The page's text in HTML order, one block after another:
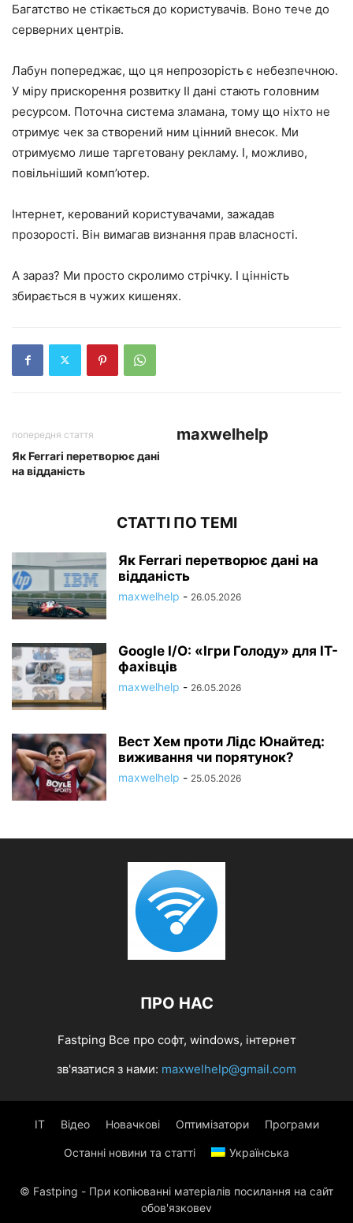
Багатство не стікається до користувачів. Воно тече до
серверних центрів.
Лабун попереджає, що ця непрозорість є небезпечною.
У міру прискорення розвитку ІІ дані стають головним
ресурсом. Поточна система зламана, тому що ніхто не
отримує чек за створений ним цінний внесок. Ми
отримуємо лише таргетовану рекламу. І, можливо,
повільніший комп’ютер.
Інтернет, керований користувачами, зажадав
прозорості. Він вимагав визнання прав власності.
А зараз? Ми просто скролимо стрічку. І цінність
збирається в чужих кишенях.
попередня стаття
Як Ferrari перетворює дані
на відданість
maxwelhelp
СТАТТІ ПО ТЕМІ
Як Ferrari перетворює дані на
відданість
maxwelhelp - 26.05.2026
Google I/O: «Ігри Голоду» для IT-
фахівців
maxwelhelp - 26.05.2026
Вест Хем проти Лідс Юнайтед:
виживання чи порятунок?
maxwelhelp - 25.05.2026
ПРО НАС
Fastping Все про софт, windows, інтернет
зв'язатися з нами: maxwelhelp@gmail.com
IT Відео Новачкові Оптимізатори Програми
Останні новини та статті Українська
© Fastping - При копіюванні матеріалів посилання на сайт
обов'язковеv